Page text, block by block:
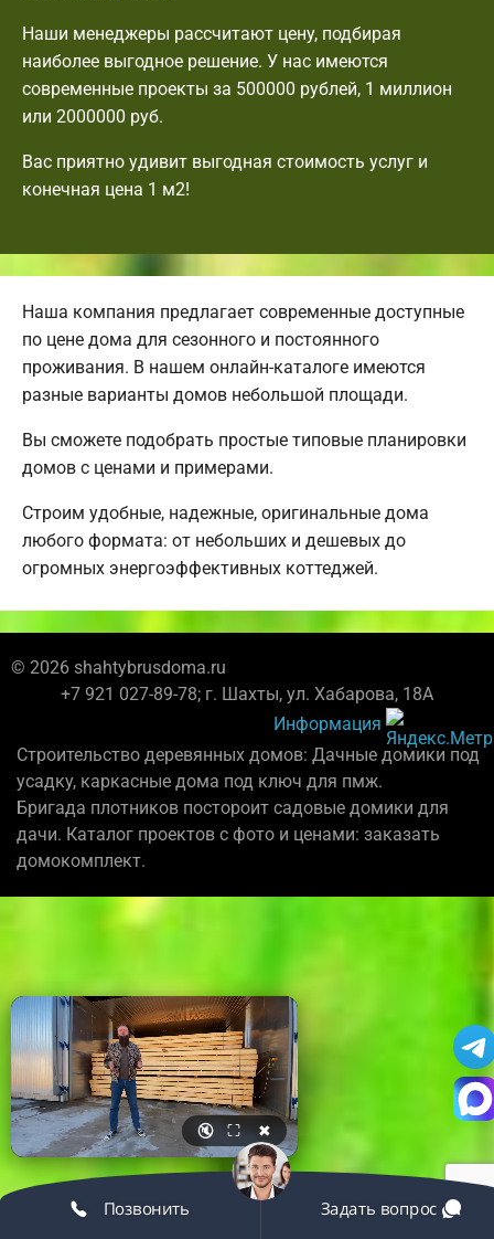
Наши менеджеры рассчитают цену, подбирая
наиболее выгодное решение. У нас имеются
современные проекты за 500000 рублей, 1 миллион
или 2000000 руб.
Вас приятно удивит выгодная стоимость услуг и
конечная цена 1 м2!
Наша компания предлагает современные доступные
по цене дома для сезонного и постоянного
проживания. В нашем онлайн-каталоге имеются
разные варианты домов небольшой площади.
Вы сможете подобрать простые типовые планировки
домов с ценами и примерами.
Строим удобные, надежные, оригинальные дома
любого формата: от небольших и дешевых до
огромных энергоэффективных коттеджей.
© 2026 shahtybrusdoma.ru
+7 921 027-89-78; г. Шахты, ул. Хабарова, 18А
Информация
Строительство деревянных домов: Дачные домики под
усадку, каркасные дома под ключ для пмж.
Бригада плотников постороит садовые домики для
дачи. Каталог проектов с фото и ценами: заказать
домокомплект.
🔇 ⛶ ✖
Позвонить Задать вопрос